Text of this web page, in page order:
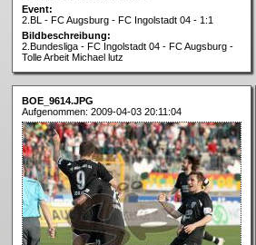
Event:
2.BL - FC Augsburg - FC Ingolstadt 04 - 1:1
Bildbeschreibung:
2.Bundesliga - FC Ingolstadt 04 - FC Augsburg -
Tolle Arbeit Michael lutz
BOE_9614.JPG
Aufgenommen: 2009-04-03 20:11:04